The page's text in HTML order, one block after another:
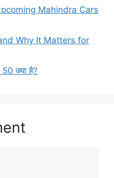
Mahindra Cars
Why It Matters for
क्या है?